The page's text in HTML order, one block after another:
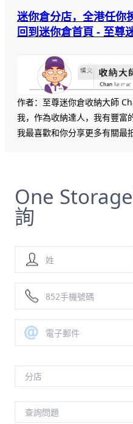
迷你倉分店，全港任你
回到迷你倉首頁 - 至尊
作者：至尊迷你倉收納大師
我，作為收納達人，我有豐富
我最喜歡和你分享更多有關最
One
詢